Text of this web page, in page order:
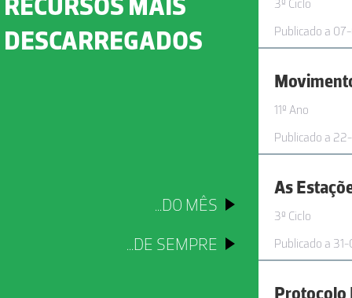
DESCARREGADOS
...DO MÊS
...DE SEMPRE
3º Ciclo
Publicado a
11º Ano
Publicado a
As
3º Ciclo
Publicado a